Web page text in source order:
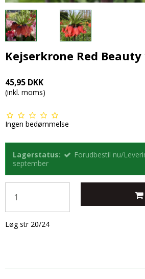
Kejserkrone Red Beauty
45,95 DKK
(inkl. moms)
Ingen bedømmelse
Lagerstatus:
Forudbestil nu/
september
Løg str 20/24